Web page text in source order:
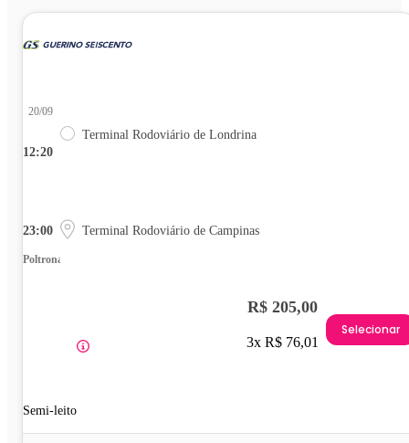
12:20
20/09
Terminal Rodoviário de Londrina
23:00 Terminal Rodoviário de Campinas
Poltrona
Semi-leito
R$ 205,00
3x R$ 76,01
Selecionar